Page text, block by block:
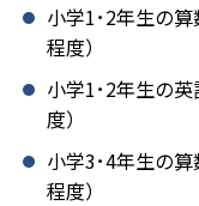
小学1･2年生の
程度）
小学1･2年生の
度）
小学3･4年生の
程度）